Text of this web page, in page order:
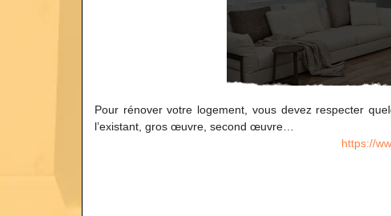
Pour rénover votre logement, vous devez respecter
l’existant, gros œuvre, second œuvre…
https://